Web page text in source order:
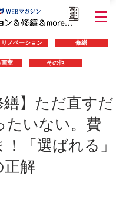
リノベーション 修繕
画室 その他
繕】ただ直すだ
たいない。費
「選ばれる」
解